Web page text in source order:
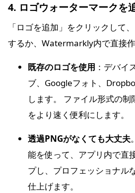
4. ロゴウォーターマークを
「ロゴを追加」をクリックして
するか、Watermarkly内で直接作
既存のロゴを使用 ：デバイ
ブ、Googleフォト、
します。 ファイル形式の制
をより速く便利にします。
透過PNGがなくても大丈夫
能を使って、アプリ内で直
プし、プロフェッショナル
仕上げます。